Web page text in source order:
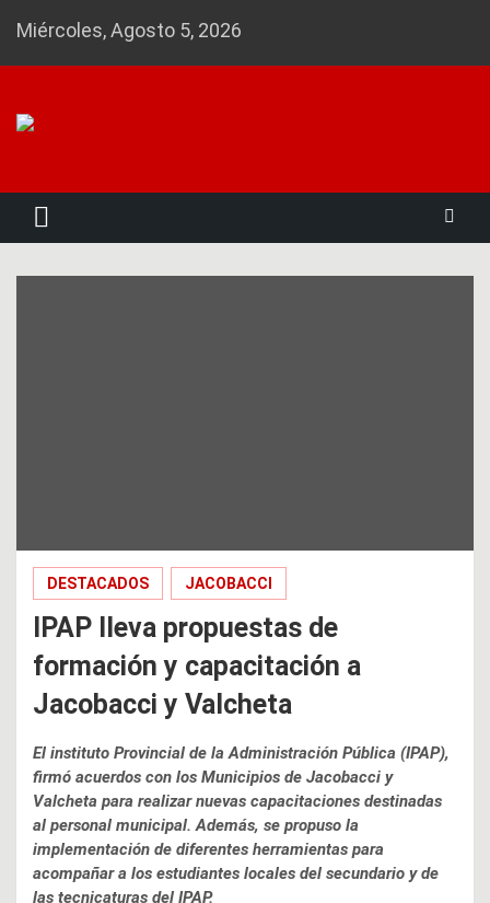
Miércoles, Agosto 5, 2026
DESTACADOS JACOBACCI
IPAP lleva propuestas de
formación y capacitación a
Jacobacci y Valcheta
El instituto Provincial de la Administración Pública (IPAP),
firmó acuerdos con los Municipios de Jacobacci y
Valcheta para realizar nuevas capacitaciones destinadas
al personal municipal. Además, se propuso la
implementación de diferentes herramientas para
acompañar a los estudiantes locales del secundario y de
las tecnicaturas del IPAP.